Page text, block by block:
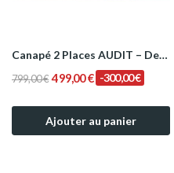
Canapé 2 Places AUDIT – Design Contemporain en...
799,00 € 499,00 € -300,00 €
Ajouter au panier